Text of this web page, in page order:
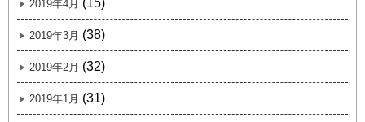
2019年4月 (15)
2019年3月 (38)
2019年2月 (32)
2019年1月 (31)